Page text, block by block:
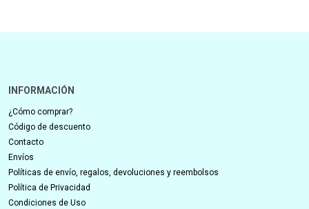
INFORMACIÓN
¿Cómo comprar?
Código de descuento
Contacto
Envíos
Políticas de envío, regalos, devoluciones y reembolsos
Política de Privacidad
Condiciones de Uso